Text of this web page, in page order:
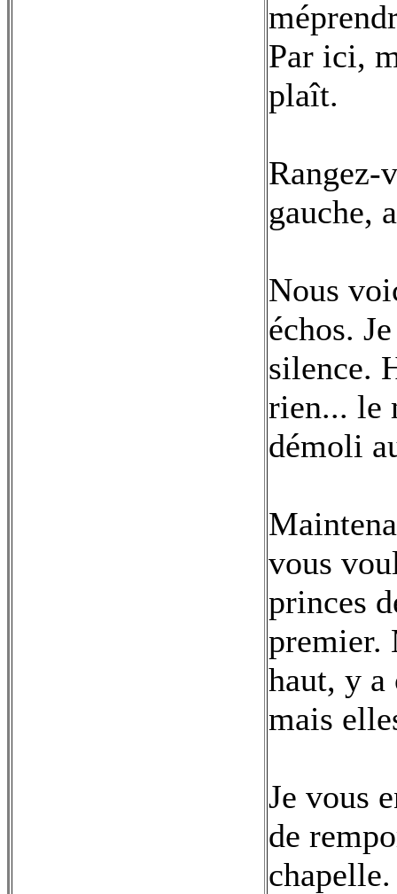
Par ici,
plaît.
Rangez-
gauche,
Nous
échos.
silence.
rien... le
démoli
vous
princes
premier.
haut, y a
mais
Je vous
de
chapelle.